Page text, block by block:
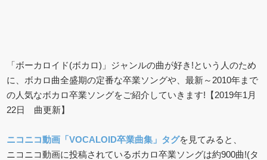
「ボーカロイド(ボカロ)」ジャンルの曲が好き!という人のため
に、ボカロ曲全盛期の定番な卒業ソングや、最新～2010年まで
の人気なボカロ卒業ソングをご紹介していきます!【2019年1月
22日 曲更新】
ニコニコ動画「VOCALOID卒業曲集」タグを見てみると、
ニコニコ動画に投稿されているボカロ卒業ソングは約900曲!(タ